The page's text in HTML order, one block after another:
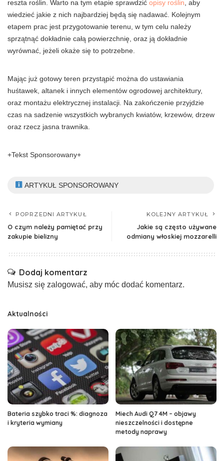
reszta roślin. Warto na tym etapie sprawdzić opisy roślin , aby
wiedzieć jakie z nich najbardziej będą się nadawać. Kolejnym
etapem prac jest przygotowanie terenu, w tym celu należy
sprzątnąć dokładnie całą powierzchnię, oraz ją dokładnie
wyrównać, jeżeli okaże się to potrzebne.
Mając już gotowy teren przystąpić można do ustawiania
huśtawek, altanek i innych elementów ogrodowej architektury,
oraz montażu elektrycznej instalacji. Na zakończenie przyjdzie
czas na sadzenie wszystkich wybranych kwiatów, krzewów, drzew
oraz rzecz jasna trawnika.
+Tekst Sponsorowany+
ARTYKUŁ SPONSOROWANY
POPRZEDNI ARTYKUŁ
O czym należy pamiętać przy
zakupie bielizny
KOLEJNY ARTYKUŁ
Jakie są często używane
odmiany włoskiej mozzarelli
Dodaj komentarz
Musisz się zalogować, aby móc dodać komentarz.
Aktualności
Bateria szybko traci %: diagnoza
i kryteria wymiany
Miech Audi Q7 4M – objawy
nieszczelności i dostępne
metody naprawy